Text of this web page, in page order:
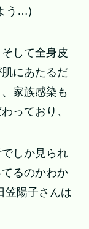
う…)
して全身皮
にあたるだ
家族感染も
っており、
しか見られ
るのかわか
笠陽子さんは